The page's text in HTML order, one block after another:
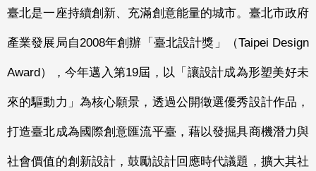
臺北是一座持續創新、充滿創意能量的城市。臺北市政府
產業發展局自2008年創辦「臺北設計獎」（Taipei Design
Award），今年邁入第19屆，以「讓設計成為形塑美好未
來的驅動力」為核心願景，透過公開徵選優秀設計作品，
打造臺北成為國際創意匯流平臺，藉以發掘具商機潛力與
社會價值的創新設計，鼓勵設計回應時代議題，擴大其社